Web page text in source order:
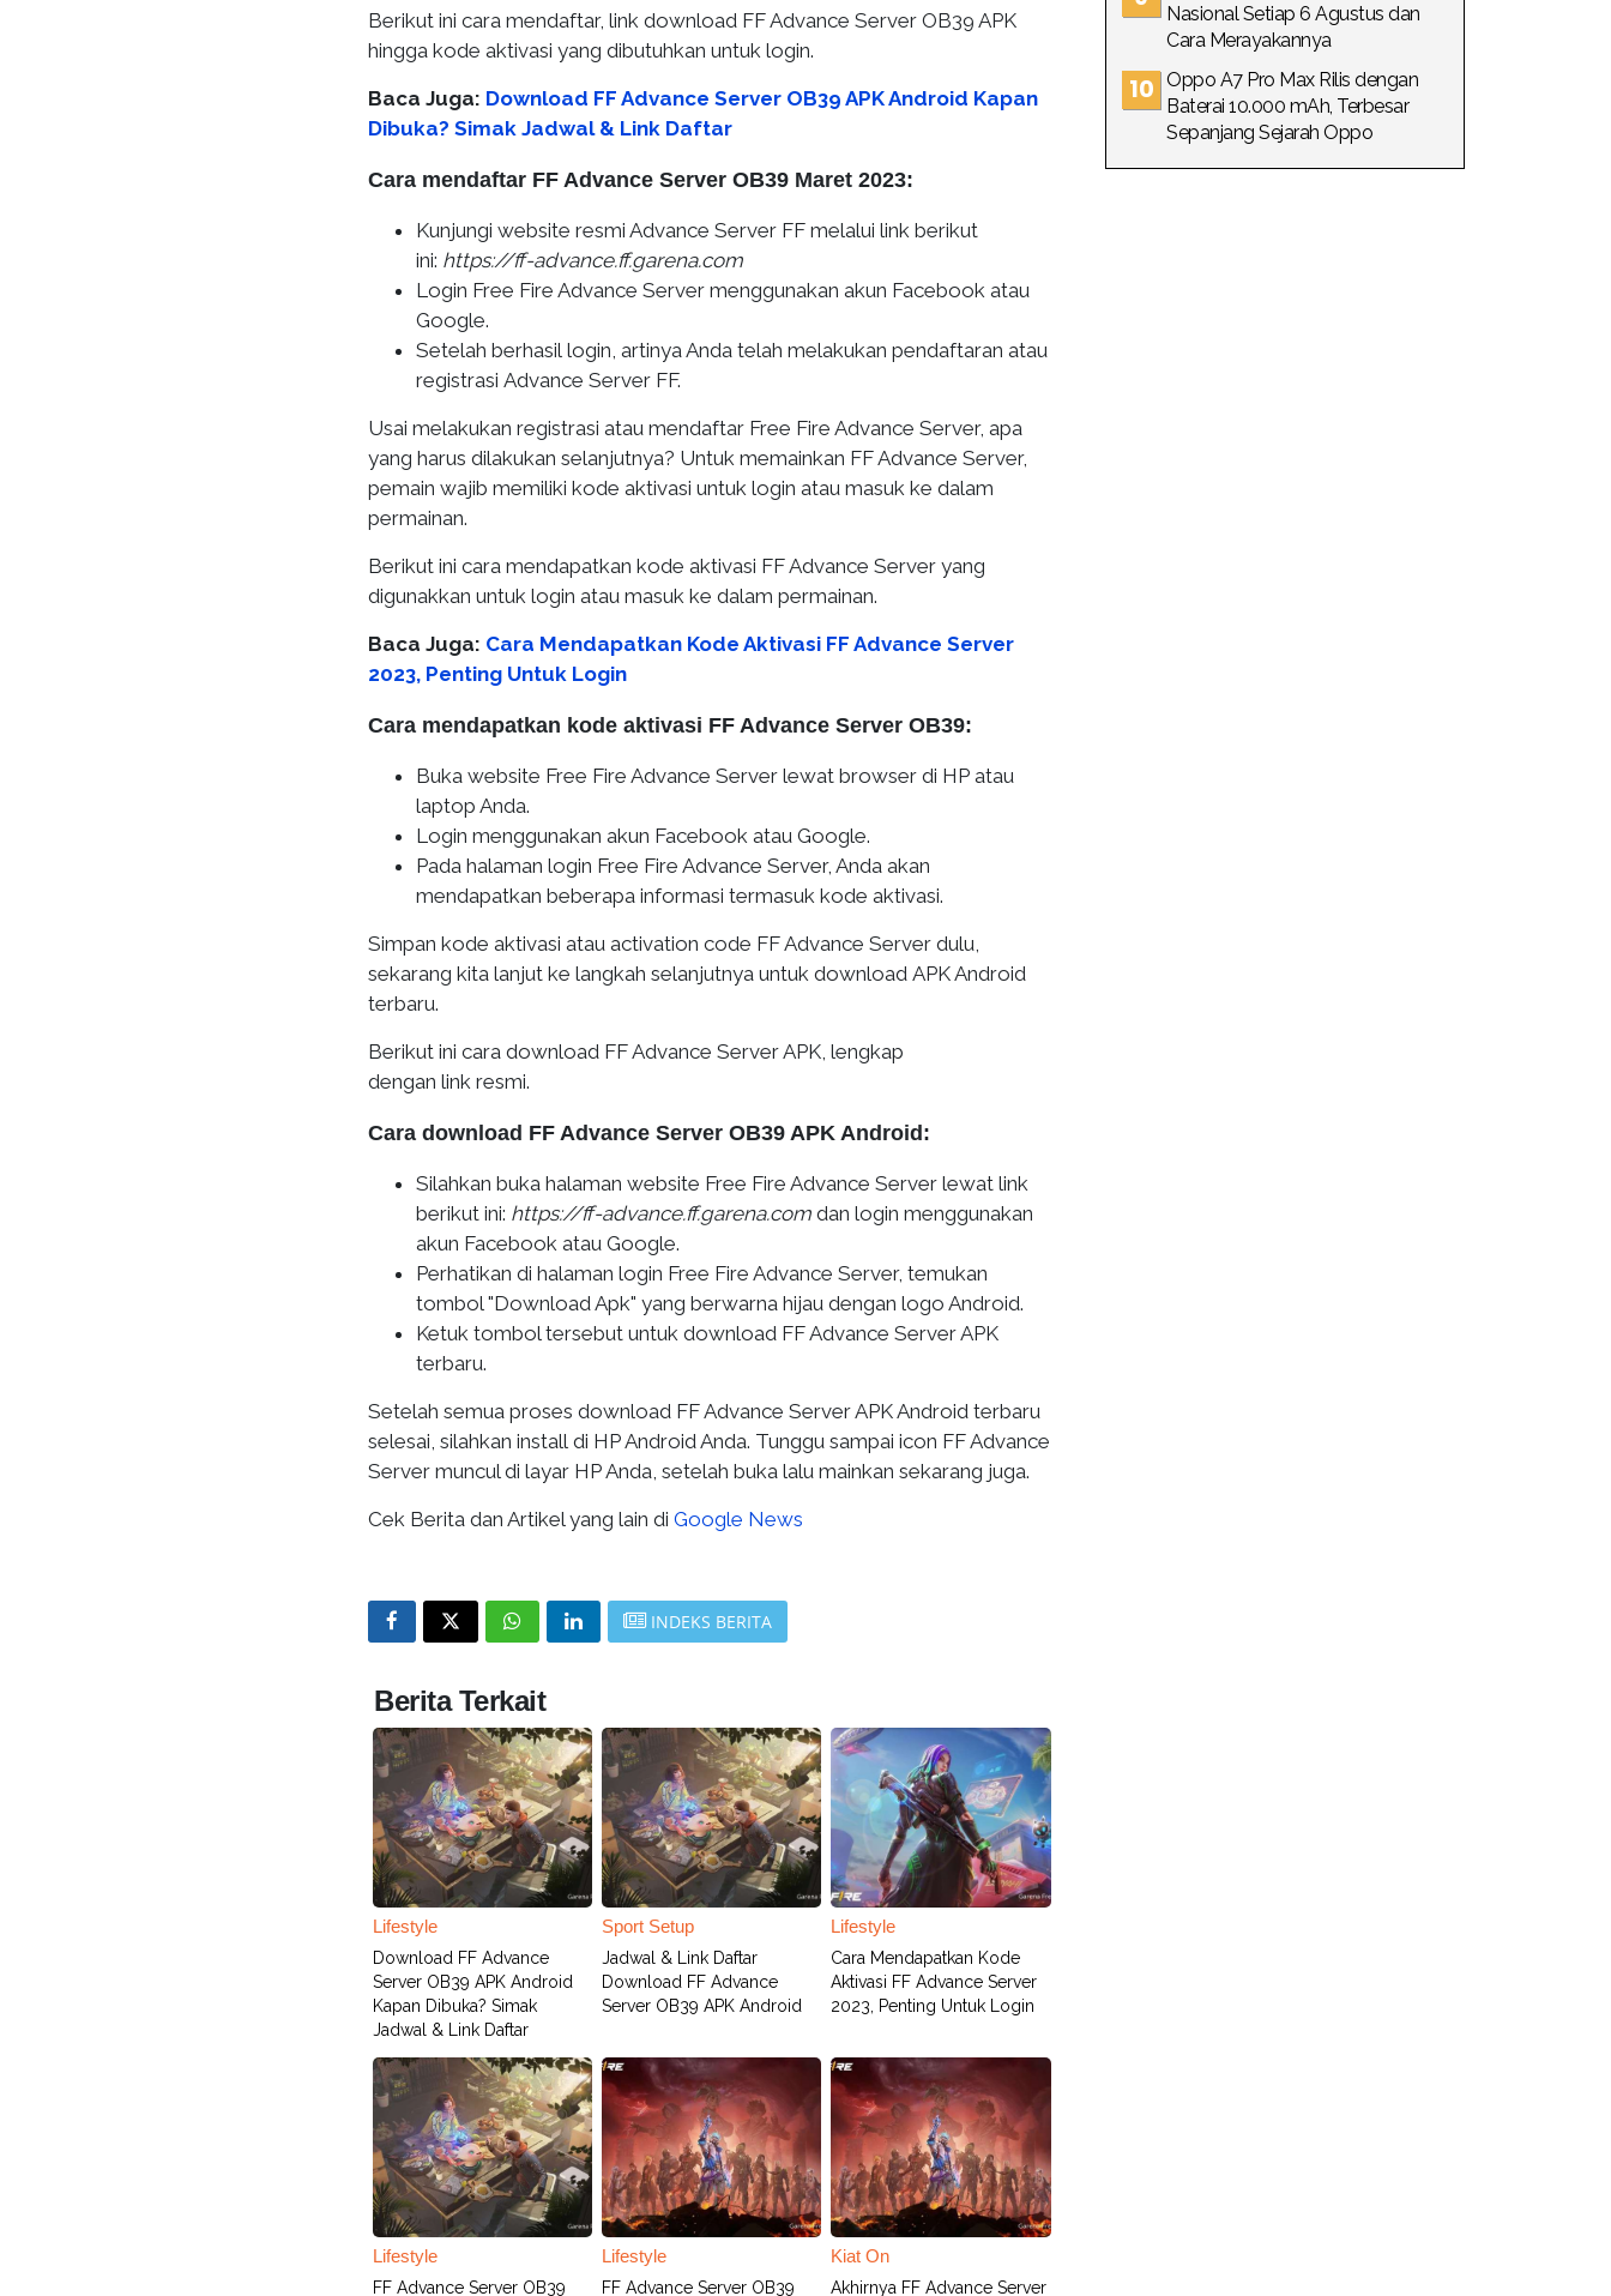
Berikut ini cara mendaftar, link download FF Advance Server OB39 APK
hingga kode aktivasi yang dibutuhkan untuk login.
Baca Juga: Download FF Advance Server OB39 APK Android Kapan
Dibuka? Simak Jadwal & Link Daftar
Cara mendaftar FF Advance Server OB39 Maret 2023:
Kunjungi website resmi Advance Server FF melalui link berikut
ini: https://ff-advance.ff.garena.com
Login Free Fire Advance Server menggunakan akun Facebook atau
Google.
Setelah berhasil login, artinya Anda telah melakukan pendaftaran atau
registrasi Advance Server FF.
Usai melakukan registrasi atau mendaftar Free Fire Advance Server, apa
yang harus dilakukan selanjutnya? Untuk memainkan FF Advance Server,
pemain wajib memiliki kode aktivasi untuk login atau masuk ke dalam
permainan.
Berikut ini cara mendapatkan kode aktivasi FF Advance Server yang
digunakkan untuk login atau masuk ke dalam permainan.
Baca Juga: Cara Mendapatkan Kode Aktivasi FF Advance Server
2023, Penting Untuk Login
Cara mendapatkan kode aktivasi FF Advance Server OB39:
Buka website Free Fire Advance Server lewat browser di HP atau
laptop Anda.
Login menggunakan akun Facebook atau Google.
Pada halaman login Free Fire Advance Server, Anda akan
mendapatkan beberapa informasi termasuk kode aktivasi.
Simpan kode aktivasi atau activation code FF Advance Server dulu,
sekarang kita lanjut ke langkah selanjutnya untuk download APK Android
terbaru.
Berikut ini cara download FF Advance Server APK, lengkap
dengan link resmi.
Cara download FF Advance Server OB39 APK Android:
Silahkan buka halaman website Free Fire Advance Server lewat link
berikut ini: https://ff-advance.ff.garena.com dan login menggunakan
akun Facebook atau Google.
Perhatikan di halaman login Free Fire Advance Server, temukan
tombol "Download Apk" yang berwarna hijau dengan logo Android.
Ketuk tombol tersebut untuk download FF Advance Server APK
terbaru.
Setelah semua proses download FF Advance Server APK Android terbaru
selesai, silahkan install di HP Android Anda. Tunggu sampai icon FF Advance
Server muncul di layar HP Anda, setelah buka lalu mainkan sekarang juga.
Cek Berita dan Artikel yang lain di Google News
INDEKS BERITA
Berita Terkait
Lifestyle
Download FF Advance
Server OB39 APK Android
Kapan Dibuka? Simak
Jadwal & Link Daftar
Sport Setup
Jadwal & Link Daftar
Download FF Advance
Server OB39 APK Android
Lifestyle
Cara Mendapatkan Kode
Aktivasi FF Advance Server
2023, Penting Untuk Login
Lifestyle
FF Advance Server OB39
Lifestyle
FF Advance Server OB39
Kiat On
Akhirnya FF Advance Server
Nasional Setiap 6 Agustus dan
Cara Merayakannya
Oppo A7 Pro Max Rilis dengan
Baterai 10.000 mAh, Terbesar
Sepanjang Sejarah Oppo